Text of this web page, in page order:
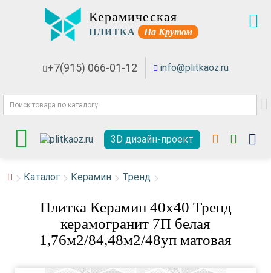
Керамическая
ПЛИТКА На Крутом
+7(915) 066-01-12 info@plitkaoz.ru
3D дизайн-проект
Каталог Керамин Тренд
Плитка Керамин 40x40 Тренд
керамогранит 7П белая
1,76м2/84,48м2/48уп матовая